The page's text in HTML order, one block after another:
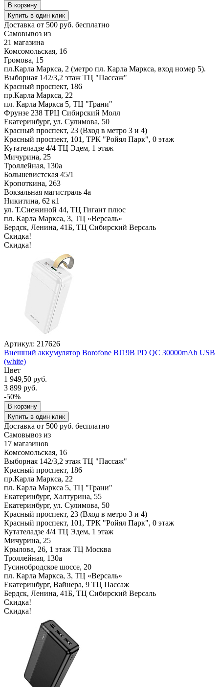
В корзину
Купить в один клик
Доставка от 500 руб. бесплатно
Самовывоз из
21 магазина
Комсомольская, 16
Громова, 15
пл.Карла Маркса, 2 (метро пл. Карла Маркса, вход номер 5).
Выборная 142/3,2 этаж ТЦ "Пассаж"
Красный проспект, 186
пр.Карла Маркса, 22
пл. Карла Маркса 5, ТЦ "Грани"
Фрунзе 238 ТРЦ Сибирский Молл
Екатеринбург, ул. Сулимова, 50
Красный проспект, 23 (Вход в метро 3 и 4)
Красный проспект, 101, ТРК "Ройял Парк", 0 этаж
Кутателадзе 4/4 ТЦ Эдем, 1 этаж
Мичурина, 25
Троллейная, 130а
Большевистская 45/1
Кропоткина, 263
Вокзальная магистраль 4а
Никитина, 62 к1
ул. Т.Снежиной 44, ТЦ Гигант плюс
пл. Карла Маркса, 3, ТЦ «Версаль»
Бердск, Ленина, 41Б, ТЦ Сибирский Версаль
Скидка!
Скидка!
Артикул: 217626
Внешний аккумулятор Borofone BJ19B PD QC 30000mAh USB
(white)
Цвет
1 949,50 руб.
3 899 руб.
-50%
В корзину
Купить в один клик
Доставка от 500 руб. бесплатно
Самовывоз из
17 магазинов
Комсомольская, 16
Выборная 142/3,2 этаж ТЦ "Пассаж"
Красный проспект, 186
пр.Карла Маркса, 22
пл. Карла Маркса 5, ТЦ "Грани"
Екатеринбург, Халтурина, 55
Екатеринбург, ул. Сулимова, 50
Красный проспект, 23 (Вход в метро 3 и 4)
Красный проспект, 101, ТРК "Ройял Парк", 0 этаж
Кутателадзе 4/4 ТЦ Эдем, 1 этаж
Мичурина, 25
Крылова, 26, 1 этаж ТЦ Москва
Троллейная, 130а
Гусинобродское шоссе, 20
пл. Карла Маркса, 3, ТЦ «Версаль»
Екатеринбург, Вайнера, 9 ТЦ Пассаж
Бердск, Ленина, 41Б, ТЦ Сибирский Версаль
Скидка!
Скидка!